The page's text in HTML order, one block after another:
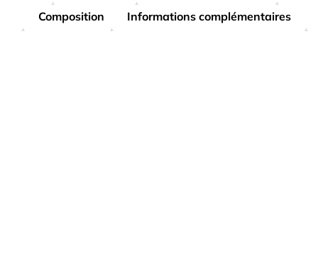
Composition
Informations complémentaires